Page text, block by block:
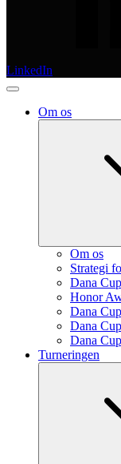
LinkedIn
Om os
Om os
Strategi
Dana
Honor
Dana
Dana
Dana
Turneringen